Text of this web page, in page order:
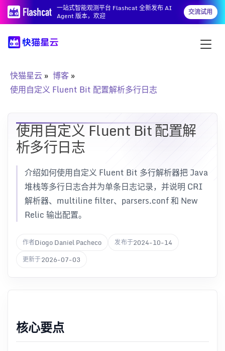
一站式智能观测平台 Flashcat 全新发布 AI
Agent 版本，欢迎
交流试用
快猫星云
博客
使用自定义 Fluent Bit 配置解析多行日志
使用自定义 Fluent Bit 配置解
析多行日志
介绍如何使用自定义 Fluent Bit 多行解析器把 Java
堆栈等多行日志合并为单条日志记录，并说明 CRI
解析器、multiline filter、parsers.conf 和 New
Relic 输出配置。
作者Diogo Daniel Pacheco 发布于2024-10-14
更新于2026-07-03
核心要点